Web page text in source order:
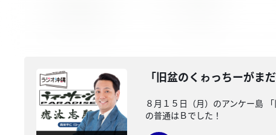
「旧盆のくゎっちーがま
８月１５日（月）のアンケー島
の普通はＢでした！